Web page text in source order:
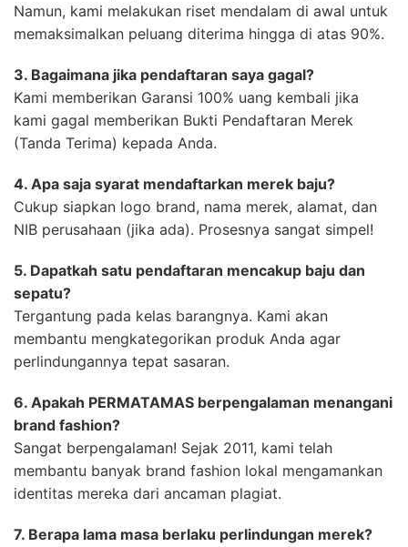
Namun, kami melakukan riset mendalam di awal untuk
memaksimalkan peluang diterima hingga di atas 90%.
3. Bagaimana jika pendaftaran saya gagal?
Kami memberikan Garansi 100% uang kembali jika
kami gagal memberikan Bukti Pendaftaran Merek
(Tanda Terima) kepada Anda.
4. Apa saja syarat mendaftarkan merek baju?
Cukup siapkan logo brand, nama merek, alamat, dan
NIB perusahaan (jika ada). Prosesnya sangat simpel!
5. Dapatkah satu pendaftaran mencakup baju dan
sepatu?
Tergantung pada kelas barangnya. Kami akan
membantu mengkategorikan produk Anda agar
perlindungannya tepat sasaran.
6. Apakah PERMATAMAS berpengalaman menangani
brand fashion?
Sangat berpengalaman! Sejak 2011, kami telah
membantu banyak brand fashion lokal mengamankan
identitas mereka dari ancaman plagiat.
7. Berapa lama masa berlaku perlindungan merek?